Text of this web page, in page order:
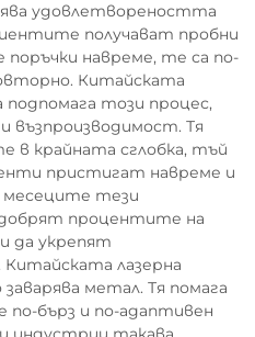
удовлетвореността
получават пробни
поръчки навреме, те са по-
Китайската
подпомага този процес,
възпроизводимост. Тя
в крайната сглобка, тъй
пристигат навреме и
месеците тези
процентите на
да укрепят
лазерна
метал. Тя помага
по-бърз и по-адаптивен